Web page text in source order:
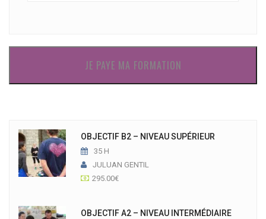
JE PAYE MA FORMATION
OBJECTIF B2 – NIVEAU SUPÉRIEUR
35 H
JULUAN GENTIL
295.00€
OBJECTIF A2 – NIVEAU INTERMÉDIAIRE